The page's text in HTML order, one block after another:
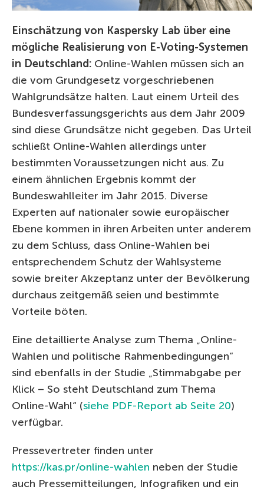
Einschätzung von Kaspersky Lab über eine
mögliche Realisierung von E-Voting-Systemen
in Deutschland: Online-Wahlen müssen sich an
die vom Grundgesetz vorgeschriebenen
Wahlgrundsätze halten. Laut einem Urteil des
Bundesverfassungsgerichts aus dem Jahr 2009
sind diese Grundsätze nicht gegeben. Das Urteil
schließt Online-Wahlen allerdings unter
bestimmten Voraussetzungen nicht aus. Zu
einem ähnlichen Ergebnis kommt der
Bundeswahlleiter im Jahr 2015. Diverse
Experten auf nationaler sowie europäischer
Ebene kommen in ihren Arbeiten unter anderem
zu dem Schluss, dass Online-Wahlen bei
entsprechendem Schutz der Wahlsysteme
sowie breiter Akzeptanz unter der Bevölkerung
durchaus zeitgemäß seien und bestimmte
Vorteile böten.
Eine detaillierte Analyse zum Thema „Online-
Wahlen und politische Rahmenbedingungen“
sind ebenfalls in der Studie „Stimmabgabe per
Klick – So steht Deutschland zum Thema
Online-Wahl“ (siehe PDF-Report ab Seite 20)
verfügbar.
Pressevertreter finden unter
https://kas.pr/online-wahlen neben der Studie
auch Pressemitteilungen, Infografiken und ein